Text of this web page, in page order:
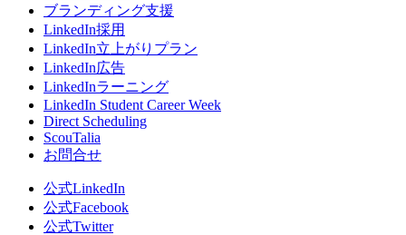
ブランディング支援
LinkedIn採用
LinkedIn立上がりプラン
LinkedIn広告
LinkedInラーニング
LinkedIn Student Career Week
Direct Scheduling
ScouTalia
お問合せ
公式LinkedIn
公式Facebook
公式Twitter